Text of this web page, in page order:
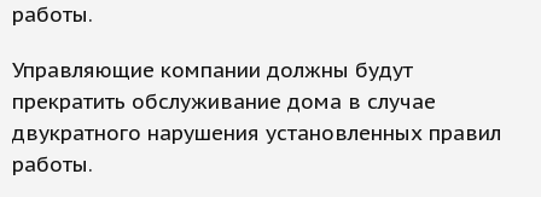
работы.
Управляющие компании должны будут
прекратить обслуживание дома в случае
двукратного нарушения установленных правил
работы.